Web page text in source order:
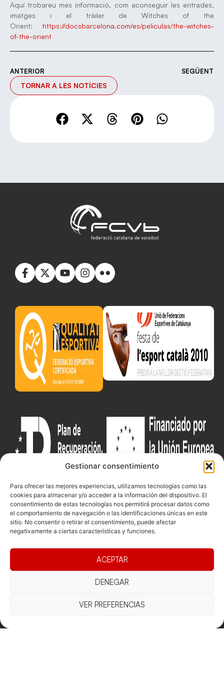
Gestionar consentimiento
Para ofrecer las mejores experiencias, utilizamos tecnologías como las
cookies para almacenar y/o acceder a la información del dispositivo. El
consentimiento de estas tecnologías nos permitirá procesar datos como
el comportamiento de navegación o las identificaciones únicas en este
sitio. No consentir o retirar el consentimiento, puede afectar
negativamente a ciertas características y funciones.
ACEPTAR
DENEGAR
VER PREFERENCIAS
Aquí trobareu més informació, com aconseguir les entrades,
imatges i el tràiler de Witches of the
Orient: https://docsbarcelona.com/es/peliculas/the-witches-
of-the-orient
ANTERIOR SEGÜENT
TORNAR A LES NOTÍCIES
Federació
Competicions
Competiciones
Vólei neu
Documentacio
Funcionament
Eleccions
Contacte
Carrer de les
16, 5ºC,
Barcelona